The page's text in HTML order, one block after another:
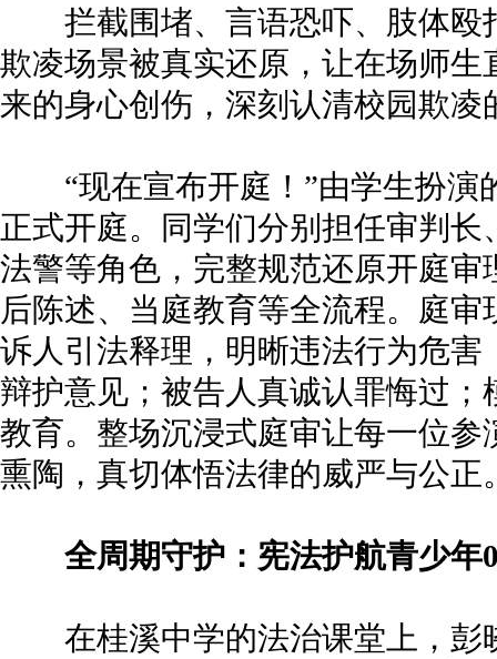
拦截围堵、言语恐吓、肢体殴
欺凌场景被真实还原，让在场师
来的身心创伤，深刻认清校园欺
“现在宣布开庭！”由学生扮演
正式开庭。同学们分别担任审判
法警等角色，完整规范还原开庭
后陈述、当庭教育等全流程。庭
诉人引法释理，明晰违法行为危
辩护意见；被告人真诚认罪悔过
教育。整场沉浸式庭审让每一位
熏陶，真切体悟法律的威严与公正
全周期守护：宪法护航青少年
在桂溪中学的法治课堂上，彭